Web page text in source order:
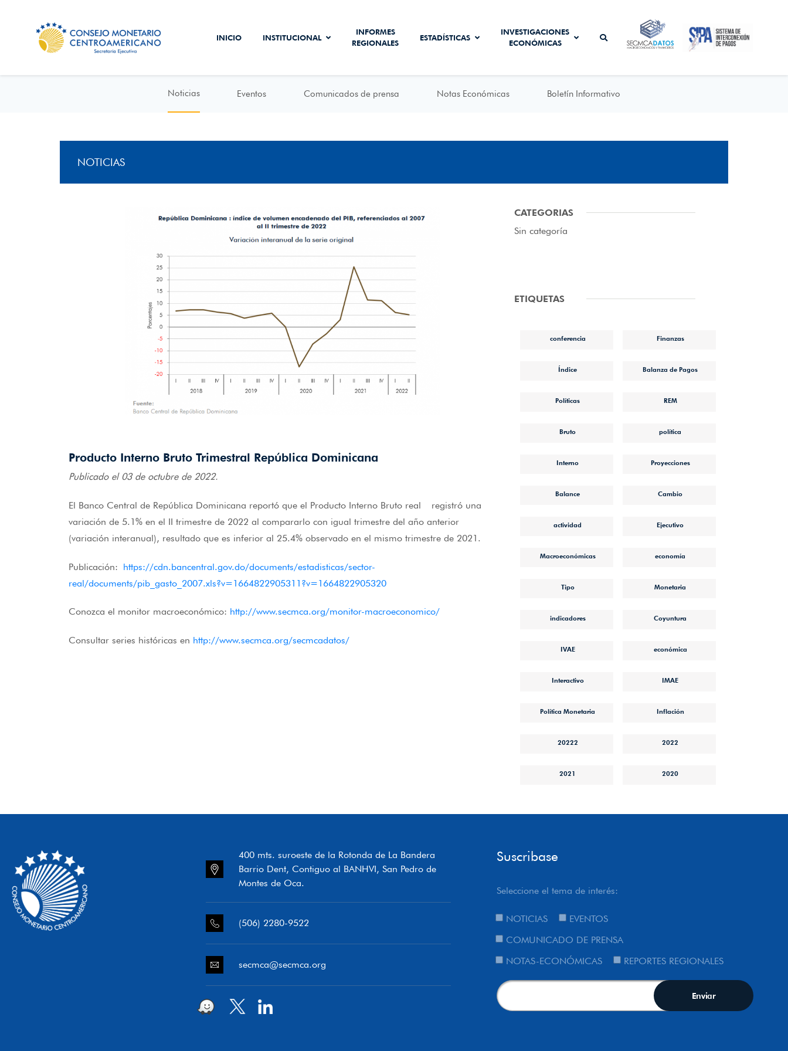
INICIO INSTITUCIONAL
INFORMES
REGIONALES
ESTADÍSTICAS
INVESTIGACIONES
ECONÓMICAS
SECMCA
DATOS
SISTEMA DE
INTERCONEXIÓN
DE PAGOS
Noticias Eventos Comunicados de prensa Notas Económicas Boletín Informativo
NOTICIAS
Producto Interno Bruto Trimestral República Dominicana
Publicado el 03 de octubre de 2022.
El Banco Central de República Dominicana reportó que el Producto Interno Bruto real registró una
variación de 5.1% en el II trimestre de 2022 al compararlo con igual trimestre del año anterior
(variación interanual), resultado que es inferior al 25.4% observado en el mismo trimestre de 2021.
Publicación: https://cdn.bancentral.gov.do/documents/estadisticas/sector-
real/documents/pib_gasto_2007.xls?v=1664822905311?v=1664822905320
Conozca el monitor macroeconómico: http://www.secmca.org/monitor-macroeconomico/
Consultar series históricas en http://www.secmca.org/secmcadatos/
CATEGORIAS
Sin categoría
ETIQUETAS
conferencia Finanzas
Índice Balanza de Pagos
Políticas REM
Bruto política
Interno Proyecciones
Balance Cambio
actividad Ejecutivo
Macroeconómicas economía
Tipo Monetaria
indicadores Coyuntura
IVAE económica
Interactivo IMAE
Política Monetaria Inflación
20222 2022
2021 2020
400 mts. suroeste de la Rotonda de La Bandera
Barrio Dent, Contiguo al BANHVI, San Pedro de
Montes de Oca.
(506) 2280-9522
secmca@secmca.org
Suscribase
Seleccione el tema de interés:
NOTICIAS
EVENTOS
COMUNICADO DE PRENSA
NOTAS-ECONÓMICAS
REPORTES REGIONALES